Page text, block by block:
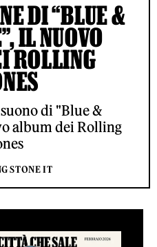
DI “BLUE &
IL NUOVO
ROLLING
di "Blue &
album dei Rolling
STONE IT